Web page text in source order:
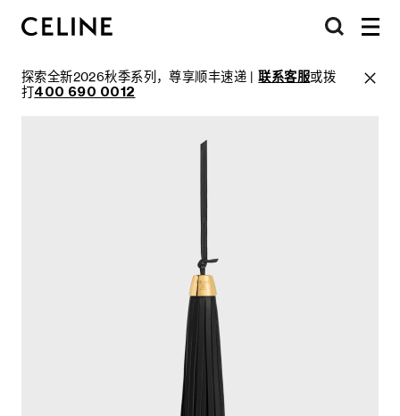
探索全新2026秋季系列，尊享顺丰速递 |联系客服或拨
打400 690 0012